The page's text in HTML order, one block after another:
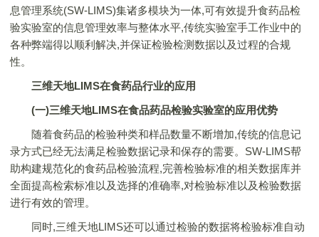
息管理系统(SW-LIMS)集诸多模块为一体,可有效提升食药品检
验实验室的信息管理效率与整体水平,传统实验室手工作业中的
各种弊端得以顺利解决,并保证检验检测数据以及过程的合规
性。
三维天地LIMS在食药品行业的应用
(一)三维天地LIMS在食品药品检验实验室的应用优势
随着食药品的检验种类和样品数量不断增加,传统的信息记
录方式已经无法满足检验数据记录和保存的需要。SW-LIMS帮
助构建规范化的食药品检验流程,完善检验标准的相关数据库并
全面提高检索标准以及选择的准确率,对检验标准以及检验数据
进行有效的管理。
同时,三维天地LIMS还可以通过检验的数据将检验标准自动